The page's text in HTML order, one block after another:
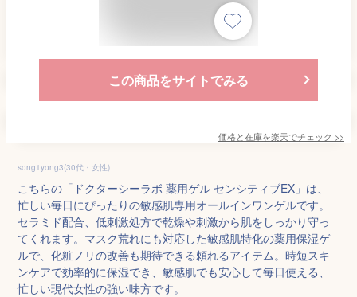
この商品をサイトでみる
価格と在庫を楽天でチェック >>
song1yong3(30代・女性)
こちらの「ドクターシーラボ 薬用ゲル センシティブEX」は、
忙しい毎日にぴったりの敏感肌専用オールインワンゲルです。
セラミド配合、低刺激処方で乾燥や刺激から肌をしっかり守っ
てくれます。マスク荒れにも対応した敏感肌特化の薬用保湿ゲ
ルで、化粧ノリの改善も期待できる頼れるアイテム。時短スキ
ンケアで効率的に保湿でき、敏感肌でも安心して毎日使える、
忙しい現代女性の強い味方です。